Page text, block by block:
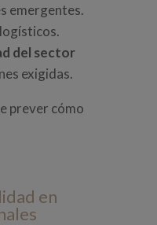
emergentes.
del sector
exigidas.
prever cómo
en